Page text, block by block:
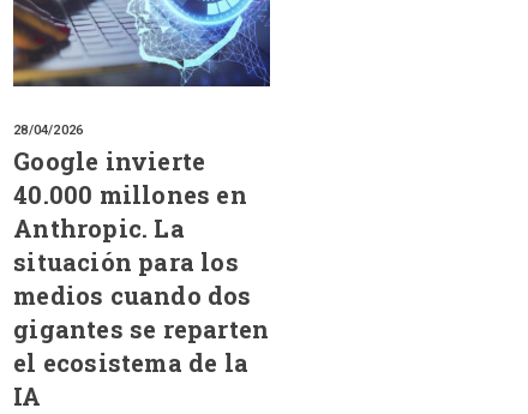
28/04/2026
Google invierte
40.000 millones en
Anthropic. La
situación para los
medios cuando dos
gigantes se reparten
el ecosistema de la
IA